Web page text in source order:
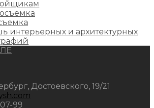
интерьерных и архитектурных
Достоевского, 19/21
99